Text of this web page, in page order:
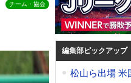
チーム・協会
編集部ピックアップ
松山ら出場 米